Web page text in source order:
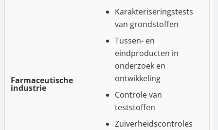
Farmaceutische
industrie
Karakteriseringstests
van grondstoffen
Tussen- en
eindproducten in
onderzoek en
ontwikkeling
Controle van
teststoffen
Zuiverheidscontroles